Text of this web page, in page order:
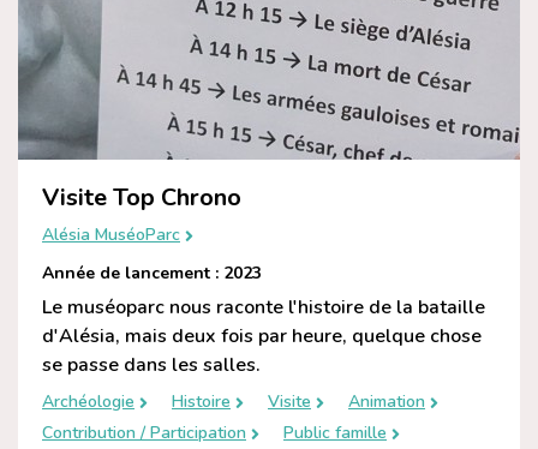
Visite Top Chrono
Alésia MuséoParc
Année de lancement : 2023
Le muséoparc nous raconte l'histoire de la bataille
d'Alésia, mais deux fois par heure, quelque chose
se passe dans les salles.
Archéologie Histoire Visite
Animation
Contribution / Participation
Public famille